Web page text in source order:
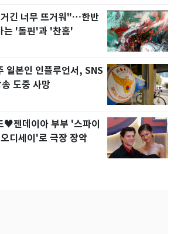
긴 너무 뜨거워"…한반
는 '돌핀'과 '찬홈'
일본인 인플루언서, SNS
도중 사망
♥젠데이아 부부 '스파이
디세이'로 극장 장악